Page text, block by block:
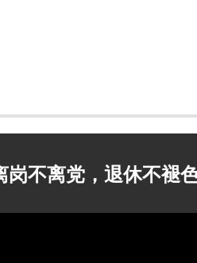
岗不离党，退休不褪